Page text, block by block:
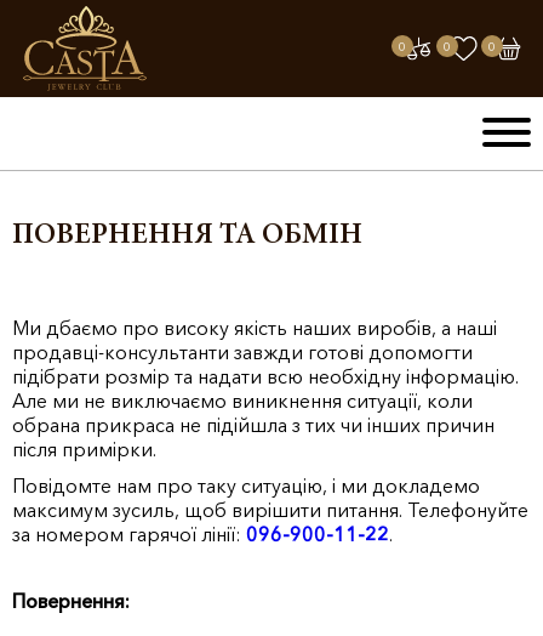
0 0 0
ПОВЕРНЕННЯ ТА ОБМІН
Ми дбаємо про високу якість наших виробів, а наші
продавці-консультанти завжди готові допомогти
підібрати розмір та надати всю необхідну інформацію.
Але ми не виключаємо виникнення ситуації, коли
обрана прикраса не підійшла з тих чи інших причин
після примірки.
Повідомте нам про таку ситуацію, і ми докладемо
максимум зусиль, щоб вирішити питання. Телефонуйте
за номером гарячої лінії: 096-900-11-22.
Повернення: